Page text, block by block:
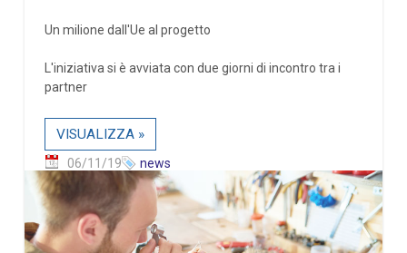
Un milione dall'Ue al progetto
L'iniziativa si è avviata con due giorni di incontro tra i
partner
VISUALIZZA »
06/11/19 news